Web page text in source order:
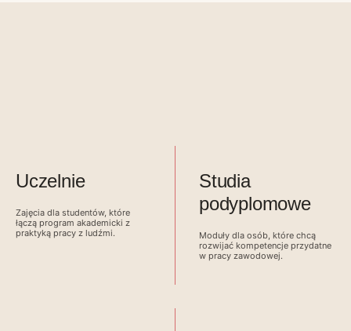
Uczelnie
Zajęcia dla studentów, które
łączą program akademicki z
praktyką pracy z ludźmi.
Studia
podyplomowe
Moduły dla osób, które chcą
rozwijać kompetencje przydatne
w pracy zawodowej.